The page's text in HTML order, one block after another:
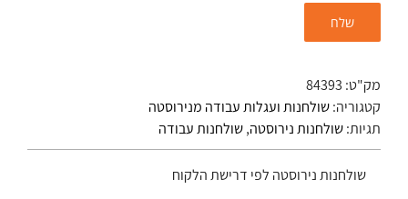
מק"ט: 84393
קטגוריה:שולחנות ועגלות עבודה מנירוסטה
תגיות:שולחנות נירוסטה,שולחנות עבודה
שולחנות נירוסטה לפי דרישת הלקוח